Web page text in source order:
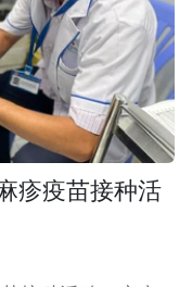
疹疫苗接种活